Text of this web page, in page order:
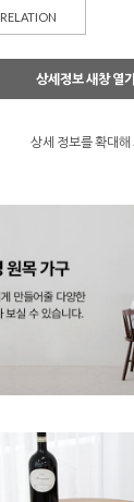
RELATION
상세정보 새창 열기
상세 정보를 확대